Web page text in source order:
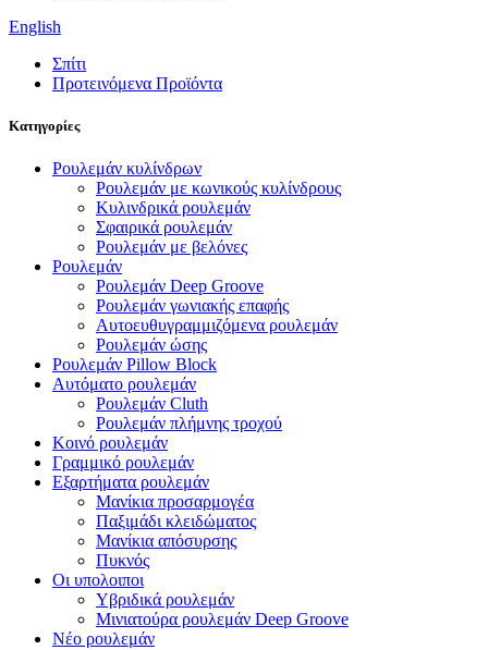
English
Σπίτι
Προτεινόμενα Προϊόντα
Κατηγορίες
Ρουλεμάν κυλίνδρων
Ρουλεμάν με κωνικούς κυλίνδρους
Κυλινδρικά ρουλεμάν
Σφαιρικά ρουλεμάν
Ρουλεμάν με βελόνες
Ρουλεμάν
Ρουλεμάν Deep Groove
Ρουλεμάν γωνιακής επαφής
Αυτοευθυγραμμιζόμενα ρουλεμάν
Ρουλεμάν ώσης
Ρουλεμάν Pillow Block
Αυτόματο ρουλεμάν
Ρουλεμάν Cluth
Ρουλεμάν πλήμνης τροχού
Κοινό ρουλεμάν
Γραμμικό ρουλεμάν
Εξαρτήματα ρουλεμάν
Μανίκια προσαρμογέα
Παξιμάδι κλειδώματος
Μανίκια απόσυρσης
Πυκνός
Οι υπολοιποι
Υβριδικά ρουλεμάν
Μινιατούρα ρουλεμάν Deep Groove
Νέο ρουλεμάν